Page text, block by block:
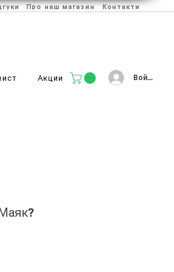
Про наш магазин Контакти
Акции Войти